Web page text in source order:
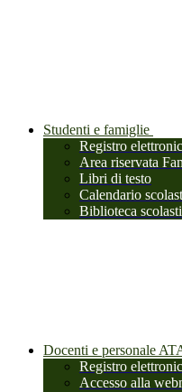
Studenti e famiglie
Registro
Area riservata
Libri di testo
Calendario
Biblioteca
Docenti e personale
Registro
Accesso alla